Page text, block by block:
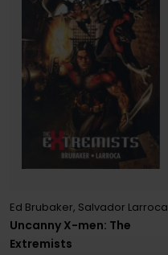
Uncanny X-men: The
Extremists
Ed Brubaker, Salvador Larroca